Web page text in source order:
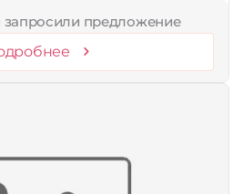
запросили предложение